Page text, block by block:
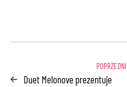
← Duet Melonove prezentuje